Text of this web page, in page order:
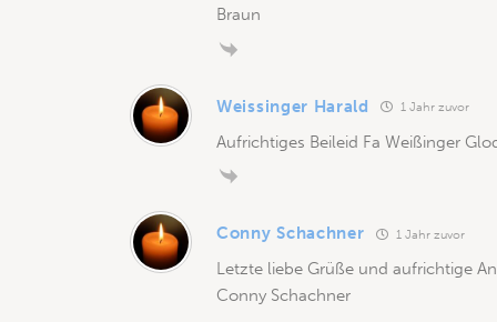
Braun
Weissinger Harald 1 Jahr zuvor
Aufrichtiges Beileid Fa Weißinger
Conny Schachner 1 Jahr zuvor
Letzte liebe Grüße und aufrichtige
Conny Schachner